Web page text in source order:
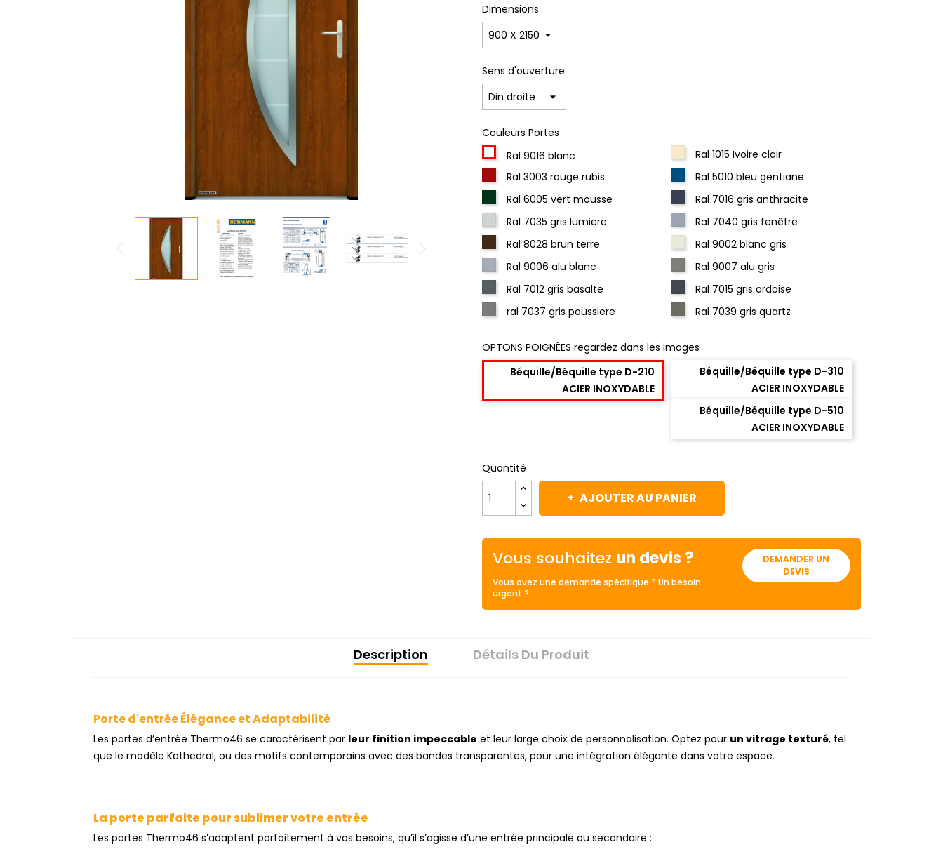
Dimensions
Sens d'ouverture
Couleurs Portes
Ral 9016 blanc
Ral 1015 Ivoire clair
Ral 3003 rouge rubis
Ral 5010 bleu gentiane
Ral 6005 vert mousse
Ral 7016 gris anthracite
Ral 7035 gris lumiere
Ral 7040 gris fenêtre
Ral 8028 brun terre
Ral 9002 blanc gris
Ral 9006 alu blanc
Ral 9007 alu gris
Ral 7012 gris basalte
Ral 7015 gris ardoise
ral 7037 gris poussiere
Ral 7039 gris quartz
OPTONS POIGNÉES regardez dans les images
Béquille/Béquille type D-210
ACIER INOXYDABLE
Béquille/Béquille type D-310
ACIER INOXYDABLE
Béquille/Béquille type D-510
ACIER INOXYDABLE
Quantité
AJOUTER AU PANIER
Vous souhaitez un devis ?
Vous avez une demande spécifique ? Un besoin
urgent ?
DEMANDER UN
DEVIS
Description Détails Du Produit
Porte d'entrée Élégance et Adaptabilité
Les portes d’entrée Thermo46 se caractérisent par leur finition impeccable et leur large choix de personnalisation. Optez pour un vitrage texturé, tel
que le modèle Kathedral, ou des motifs contemporains avec des bandes transparentes, pour une intégration élégante dans votre espace.
La porte parfaite pour sublimer votre entrée
Les portes Thermo46 s’adaptent parfaitement à vos besoins, qu’il s’agisse d’une entrée principale ou secondaire :